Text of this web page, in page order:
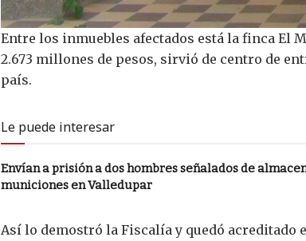
Entre los inmuebles afectados está la finca El
2.673 millones de pesos, sirvió de centro de
país.
Le puede interesar
Envían a prisión a dos hombres señalados de
municiones en Valledupar
Así lo demostró la Fiscalía y quedó acreditado